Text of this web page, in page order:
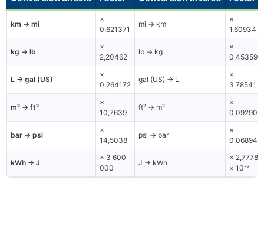
km → mi
×
0,621371
mi → km
×
1,60934
kg → lb
×
2,20462
lb → kg
×
0,453592
L → gal (US)
×
0,264172
gal (US) → L
×
3,78541
m² → ft²
×
10,7639
ft² → m²
×
0,092903
bar → psi
×
14,5038
psi → bar
×
0,068948
kWh → J
× 3 600
000
J → kWh
× 2,7778
× 10⁻⁷